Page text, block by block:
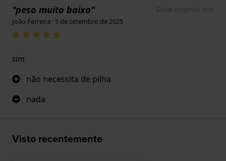
"peso muito baixo" Show original text
João Ferreira · 5 de setembro de 2025
sim
não necessita de pilha
nada
Visto recentemente